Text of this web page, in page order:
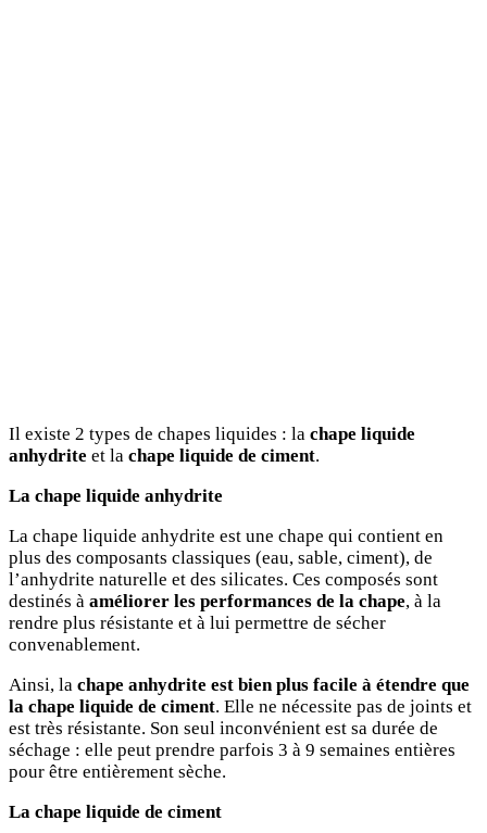
Il existe 2 types de chapes liquides : la chape liquide
anhydrite et la chape liquide de ciment.
La chape liquide anhydrite
La chape liquide anhydrite est une chape qui contient en
plus des composants classiques (eau, sable, ciment), de
l’anhydrite naturelle et des silicates. Ces composés sont
destinés à améliorer les performances de la chape, à la
rendre plus résistante et à lui permettre de sécher
convenablement.
Ainsi, la chape anhydrite est bien plus facile à étendre que
la chape liquide de ciment. Elle ne nécessite pas de joints et
est très résistante. Son seul inconvénient est sa durée de
séchage : elle peut prendre parfois 3 à 9 semaines entières
pour être entièrement sèche.
La chape liquide de ciment